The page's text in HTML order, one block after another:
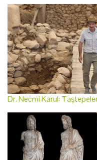
Dr. Necmi Karul: